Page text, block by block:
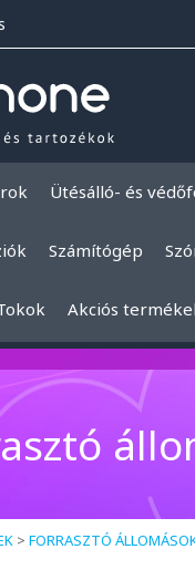
Ütésálló- és
Számítógép
Akciós
> FORRASZTÓ